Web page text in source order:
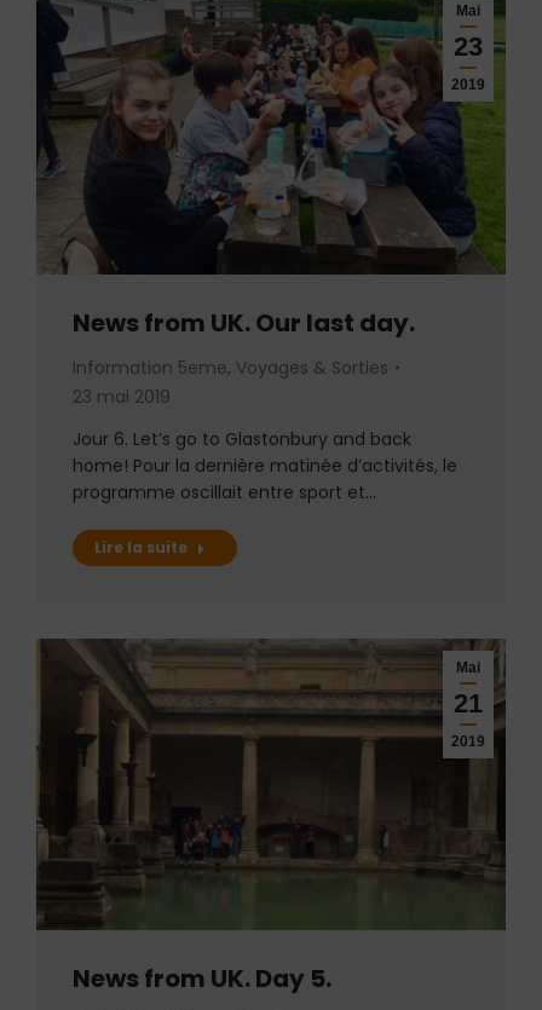
Mai
23
2019
News from UK. Our last day.
Information 5eme, Voyages & Sorties
23 mai 2019
Jour 6. Let’s go to Glastonbury and back
home! Pour la dernière matinée d’activités, le
programme oscillait entre sport et…
Lire la suite
Mai
21
2019
News from UK. Day 5.